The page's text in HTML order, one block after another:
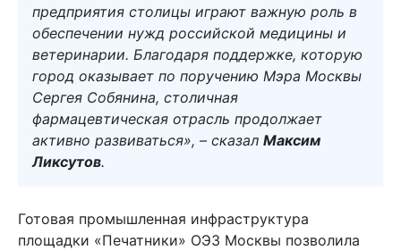
предприятия столицы играют важную роль в
обеспечении нужд российской медицины и
ветеринарии. Благодаря поддержке, которую
город оказывает по поручению Мэра Москвы
Сергея Собянина, столичная
фармацевтическая отрасль продолжает
активно развиваться», – сказал Максим
Ликсутов.
Готовая промышленная инфраструктура
площадки «Печатники» ОЭЗ Москвы позволила